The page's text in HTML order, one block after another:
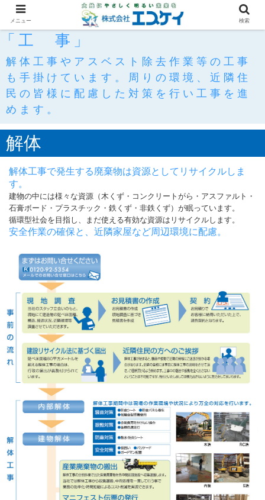
「工 事」
解体工事やアスベスト除去作業等の工事
も手掛けています。周りの環境、近隣住
民の皆様に配慮した対策を行い工事を進
めます。
解体
解体工事で発生する廃棄物は資源としてリサイクルしま
す。
建物の中には様々な資源（木くず・コンクリートがら・アスファルト・
石膏ボード・プラスチック・鉄くず・非鉄くず）が眠っています。
循環型社会を目指し、まだ使える有効な資源はリサイクルします。
安全作業の確保と、近隣家屋など周辺環境に配慮。
メニュー 検索